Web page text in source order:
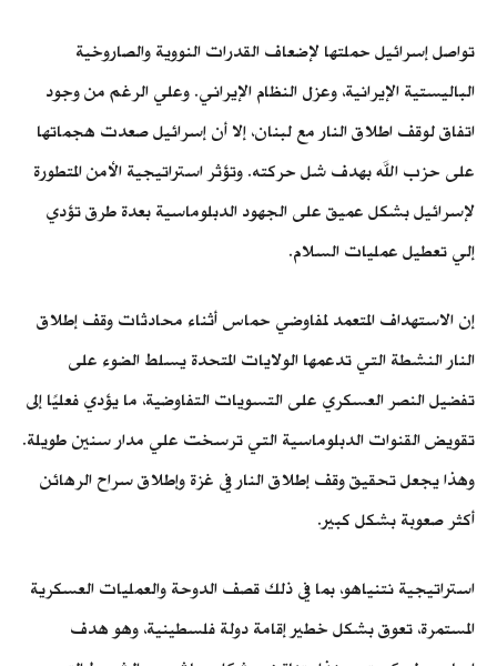
تواصل إسرائيل حملتها لإضعاف القدرات النووية والصاروخية
الباليستية الإيرانية، وعزل النظام الإيراني. وعلي الرغم من وجود
اتفاق لوقف اطلاق النار مع لبنان، إلا أن إسرائيل صعدت هجماتها
على حزب الله بهدف شل حركته. وتؤثر استراتيجية الأمن المتطورة
لإسرائيل بشكل عميق على الجهود الدبلوماسية بعدة طرق تؤدي
إلي تعطيل عمليات السلام.
إن الاستهداف المتعمد لمفاوضي حماس أثناء محادثات وقف إطلاق
النار النشطة التي تدعمها الولايات المتحدة يسلط الضوء على
تفضيل النصر العسكري على التسويات التفاوضية، ما يؤدي فعليًا إلى
تقويض القنوات الدبلوماسية التي ترسخت علي مدار سنين طويلة.
وهذا يجعل تحقيق وقف إطلاق النار في غزة وإطلاق سراح الرهائن
أكثر صعوبة بشكل كبير.
استراتيجية نتنياهو، بما في ذلك قصف الدوحة والعمليات العسكرية
المستمرة، تعوق بشكل خطير إقامة دولة فلسطينية، وهو هدف